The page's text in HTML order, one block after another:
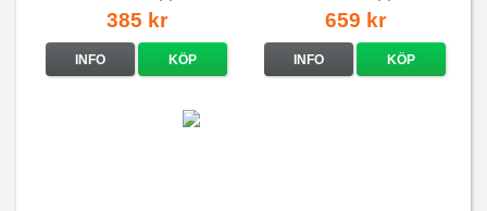
385 kr
INFO KÖP
659 kr
INFO KÖP